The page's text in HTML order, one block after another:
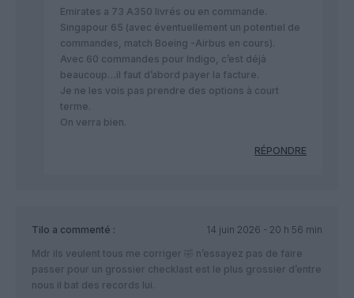
Emirates a 73 A350 livrés ou en commande.
Singapour 65 (avec éventuellement un potentiel de
commandes, match Boeing -Airbus en cours).
Avec 60 commandes pour Indigo, c’est déjà
beaucoup…il faut d’abord payer la facture.
Je ne les vois pas prendre des options à court
terme.
On verra bien.
RÉPONDRE
Tilo a commenté :
14 juin 2026 - 20 h 56 min
Mdr ils veulent tous me corriger 🤣 n’essayez pas de faire
passer pour un grossier checklast est le plus grossier d’entre
nous il bat des records lui.